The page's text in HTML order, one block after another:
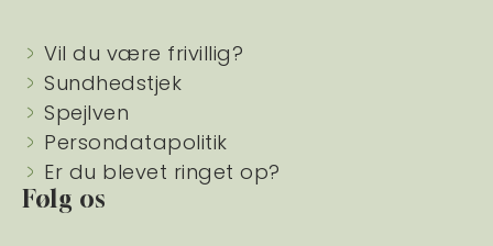
Vil du være frivillig?
Sundhedstjek
Spejlven
Persondatapolitik
Er du blevet ringet op?
Følg os